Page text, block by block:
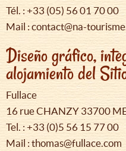
Tél. : +33 (05) 56 01 70 00
Mail : contact@na-
Diseño gráfico,
alojamiento del
Fullace
16 rue CHANZY 33700
Tel. : +33 (0)5 56 15 77 00
Mail :